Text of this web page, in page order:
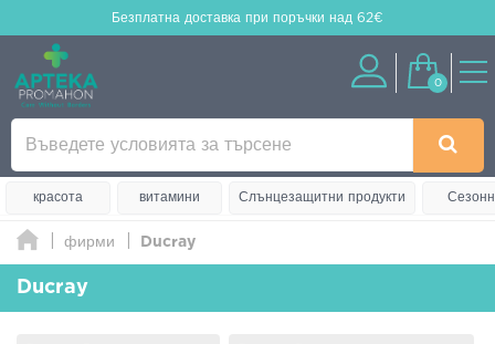
Безплатна доставка при поръчки над 62€
0
красота витамини Слънцезащитни продукти
фирми Ducray
Ducray